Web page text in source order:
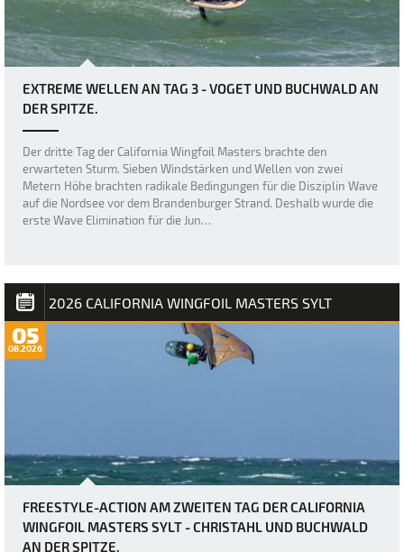
EXTREME WELLEN AN TAG 3 - VOGET UND BUCHWALD AN
DER SPITZE.
Der dritte Tag der California Wingfoil Masters brachte den
erwarteten Sturm. Sieben Windstärken und Wellen von zwei
Metern Höhe brachten radikale Bedingungen für die Disziplin Wave
auf die Nordsee vor dem Brandenburger Strand. Deshalb wurde die
erste Wave Elimination für die Jun…
2026 CALIFORNIA WINGFOIL MASTERS SYLT
05
08.2026
FREESTYLE-ACTION AM ZWEITEN TAG DER CALIFORNIA
WINGFOIL MASTERS SYLT - CHRISTAHL UND BUCHWALD
AN DER SPITZE.